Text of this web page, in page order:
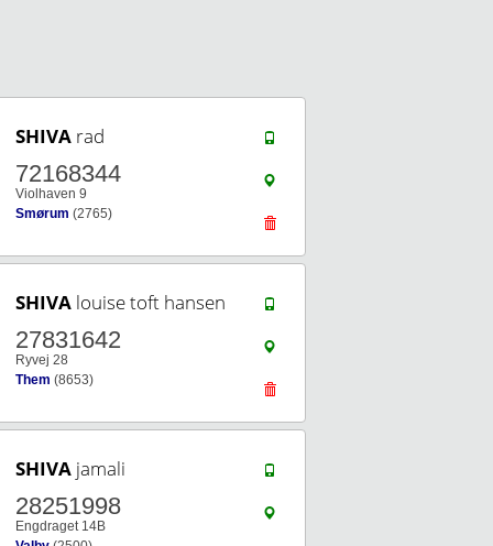
SHIVA rad
72168344
Violhaven 9
Smørum (2765)
SHIVA louise toft hansen
27831642
Ryvej 28
Them (8653)
SHIVA jamali
28251998
Engdraget 14B